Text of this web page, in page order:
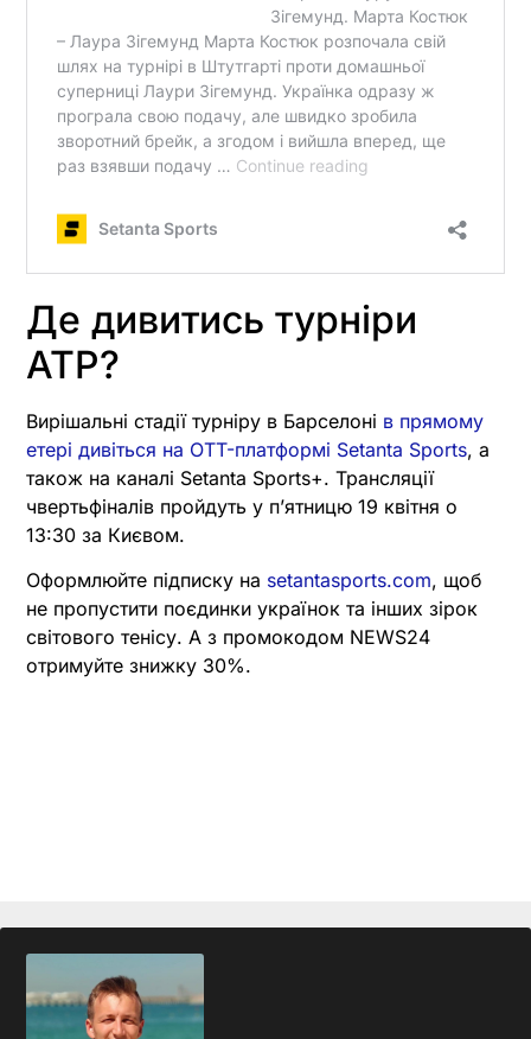
Де дивитись турніри
ATP?
Вирішальні стадії турніру в Барселоні в прямому
етері дивіться на OTT-платформі Setanta Sports, а
також на каналі Setanta Sports+. Трансляції
чвертьфіналів пройдуть у пʼятницю 19 квітня о
13:30 за Києвом.
Оформлюйте підписку на setantasports.com, щоб
не пропустити поєдинки українок та інших зірок
світового тенісу. А з промокодом NEWS24
отримуйте знижку 30%.